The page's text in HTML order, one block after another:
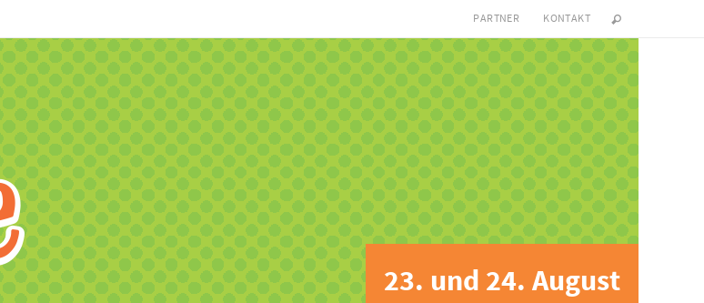
PARTNER KONTAKT
23. und 24. August